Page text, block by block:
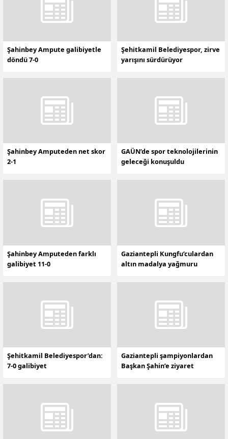
Şahinbey Ampute galibiyetle
döndü 7-0
Şehitkamil Belediyespor, zirve
yarışını sürdürüyor
Şahinbey Amputeden net skor
2-1
GAÜN’de spor teknolojilerinin
geleceği konuşuldu
Şahinbey Amputeden farklı
galibiyet 11-0
Gaziantepli Kungfu’culardan
altın madalya yağmuru
Şehitkamil Belediyespor’dan:
7-0 galibiyet
Gaziantepli şampiyonlardan
Başkan Şahin’e ziyaret